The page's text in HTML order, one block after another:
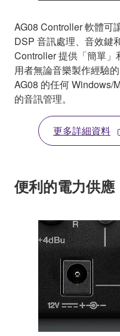
AG08 Controller 軟體可
DSP 音訊處理、音效鍵
Controller 提供「簡單
用者無論音樂製作經驗
AG08 的任何 Windows/
的音訊管理。
更多詳細資料
便利的電力供應